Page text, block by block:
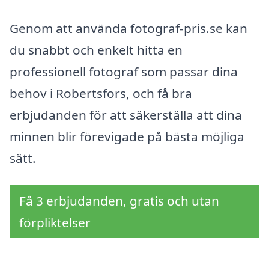
Genom att använda fotograf-pris.se kan
du snabbt och enkelt hitta en
professionell fotograf som passar dina
behov i Robertsfors, och få bra
erbjudanden för att säkerställa att dina
minnen blir förevigade på bästa möjliga
sätt.
Få 3 erbjudanden, gratis och utan
förpliktelser